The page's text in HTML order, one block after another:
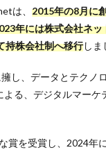
は、 2015年の8月に
年には株式会社ネッ
持株会社制へ移行しま
し、データとテクノ
る、デジタルマーケ
賞を受賞し、2024年